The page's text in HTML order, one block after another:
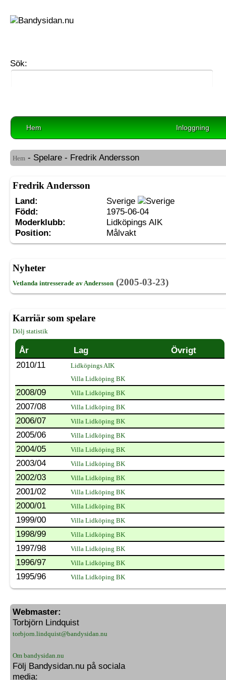
Sök:
Hem Inloggning
Hem - Spelare - Fredrik Andersson
Fredrik Andersson
Land:
Sverige
Född:
1975-06-04
Moderklubb:
Lidköpings AIK
Position:
Målvakt
Nyheter
Vetlanda intresserade av Andersson (2005-03-23)
Karriär som spelare
Dölj statistik
År Lag
Övrigt
2010/11
Lidköpings AIK
Villa Lidköping BK
2008/09 Villa Lidköping BK
2007/08 Villa Lidköping BK
2006/07 Villa Lidköping BK
2005/06 Villa Lidköping BK
2004/05 Villa Lidköping BK
2003/04 Villa Lidköping BK
2002/03 Villa Lidköping BK
2001/02 Villa Lidköping BK
2000/01 Villa Lidköping BK
1999/00 Villa Lidköping BK
1998/99 Villa Lidköping BK
1997/98 Villa Lidköping BK
1996/97 Villa Lidköping BK
1995/96 Villa Lidköping BK
Webmaster:
Torbjörn Lindquist
torbjorn.lindquist@bandysidan.nu
Om bandysidan.nu
Följ Bandysidan.nu på sociala
media: